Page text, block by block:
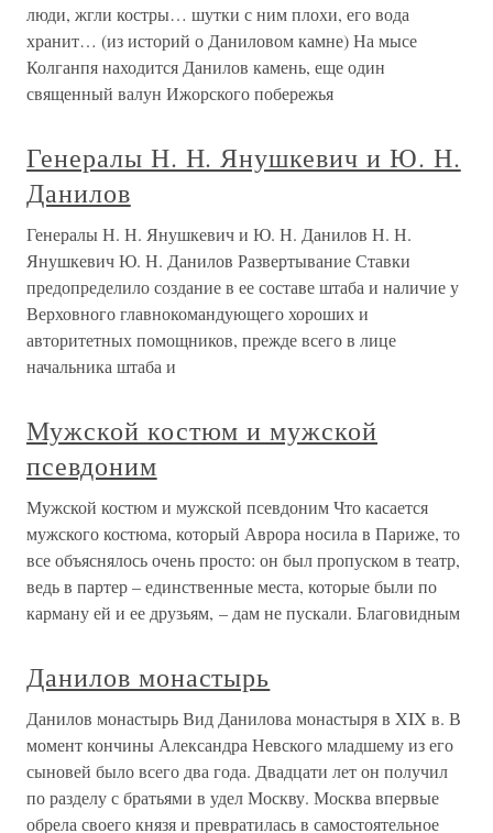
люди, жгли костры… шутки с ним плохи, его вода
хранит… (из историй о Даниловом камне) На мысе
Колганпя находится Данилов камень, еще один
священный валун Ижорского побережья
Генералы Н. Н. Янушкевич и Ю. Н.
Данилов
Генералы Н. Н. Янушкевич и Ю. Н. Данилов Н. Н.
Янушкевич Ю. Н. Данилов Развертывание Ставки
предопределило создание в ее составе штаба и наличие у
Верховного главнокомандующего хороших и
авторитетных помощников, прежде всего в лице
начальника штаба и
Мужской костюм и мужской
псевдоним
Мужской костюм и мужской псевдоним Что касается
мужского костюма, который Аврора носила в Париже, то
все объяснялось очень просто: он был пропуском в театр,
ведь в партер – единственные места, которые были по
карману ей и ее друзьям, – дам не пускали. Благовидным
Данилов монастырь
Данилов монастырь Вид Данилова монастыря в XIX в. В
момент кончины Александра Невского младшему из его
сыновей было всего два года. Двадцати лет он получил
по разделу с братьями в удел Москву. Москва впервые
обрела своего князя и превратилась в самостоятельное